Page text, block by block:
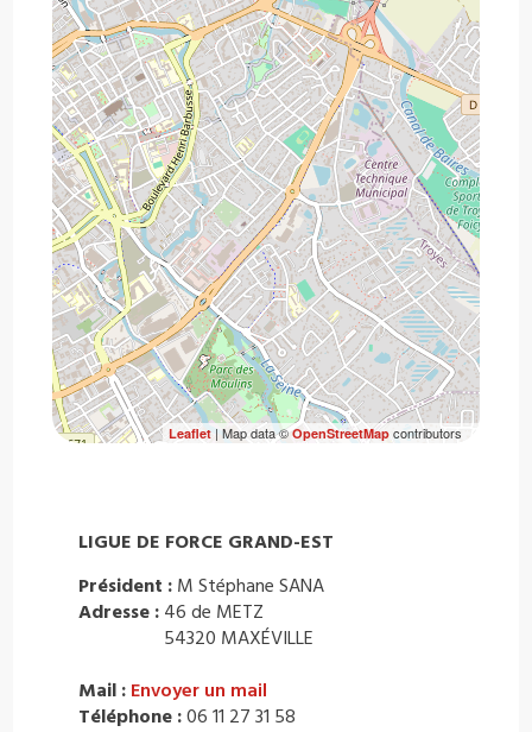
Leaflet| Map data ©OpenStreetMapcontributors
LIGUE DE FORCE GRAND-EST
Président : M Stéphane SANA
Adresse : 46 de METZ
54320 MAXÉVILLE
Mail : Envoyer un mail
Téléphone :06 11 27 31 58